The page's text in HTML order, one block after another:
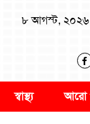
৮ আগস্ট, ২০২৬
স্বাস্থ্য আরো